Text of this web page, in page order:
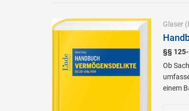
Glaser
§§
Ob
einem